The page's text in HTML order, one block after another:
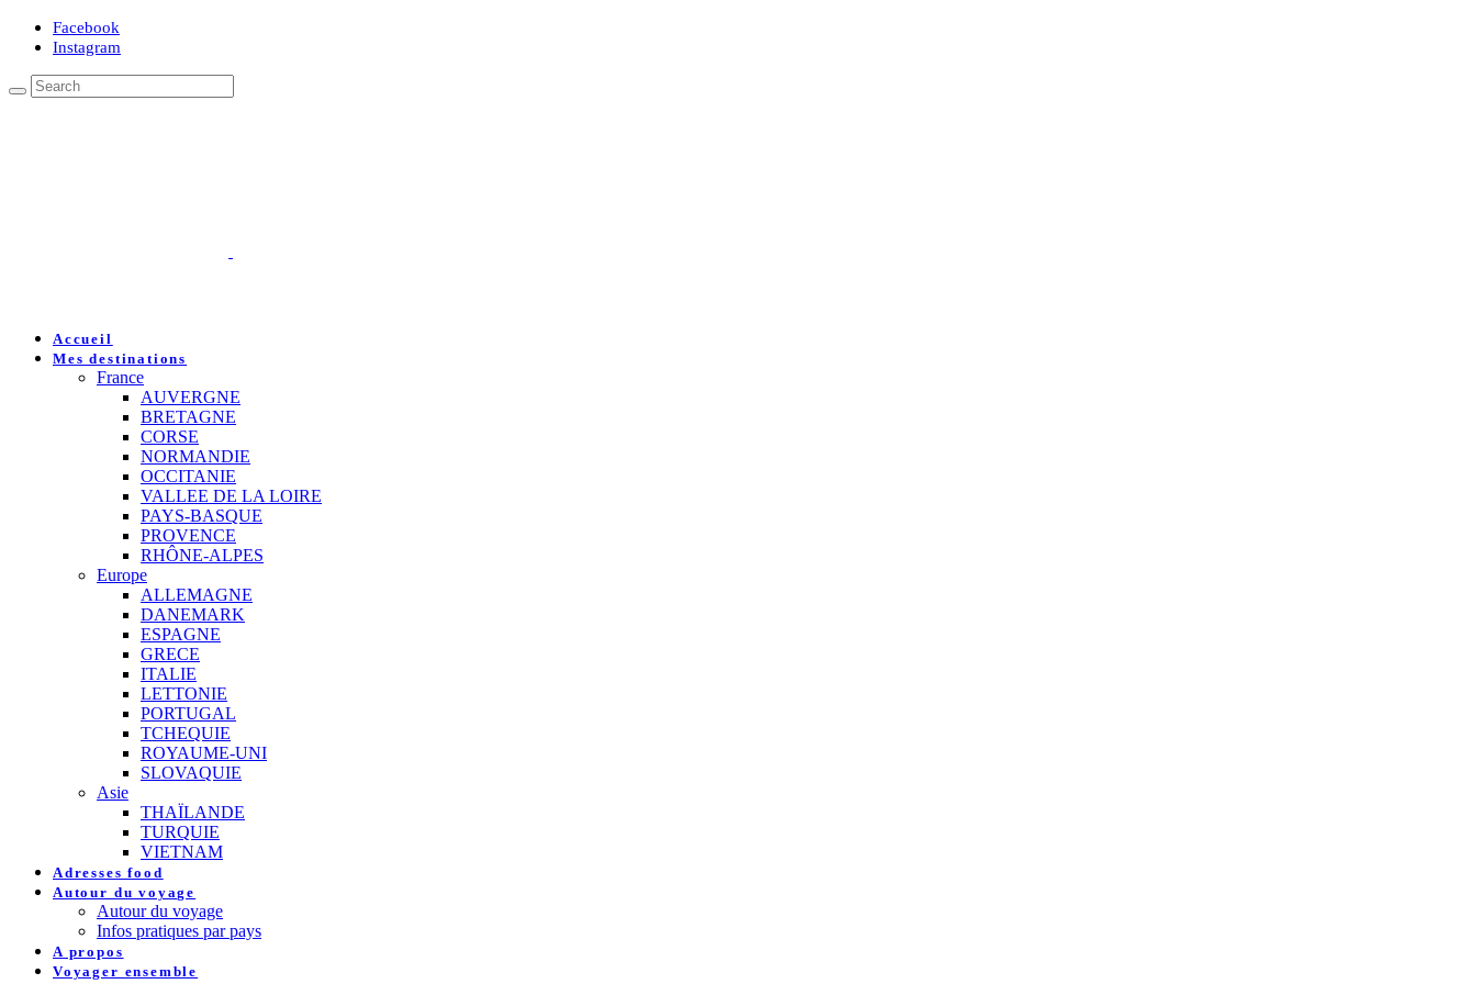
Facebook
Instagram
Accueil
Mes destinations
France
AUVERGNE
BRETAGNE
CORSE
NORMANDIE
OCCITANIE
VALLEE DE LA LOIRE
PAYS-BASQUE
PROVENCE
RHÔNE-ALPES
Europe
ALLEMAGNE
DANEMARK
ESPAGNE
GRECE
ITALIE
LETTONIE
PORTUGAL
TCHEQUIE
ROYAUME-UNI
SLOVAQUIE
Asie
THAÏLANDE
TURQUIE
VIETNAM
Adresses food
Autour du voyage
Autour du voyage
Infos pratiques par pays
A propos
Voyager ensemble